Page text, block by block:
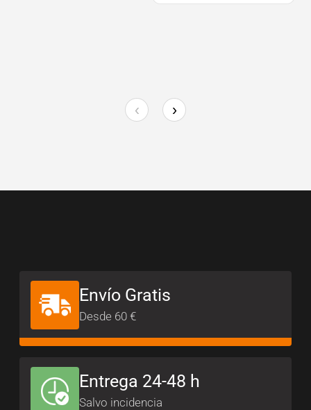
‹ ›
Envío Gratis
Desde 60 €
Entrega 24-48 h
Salvo incidencia